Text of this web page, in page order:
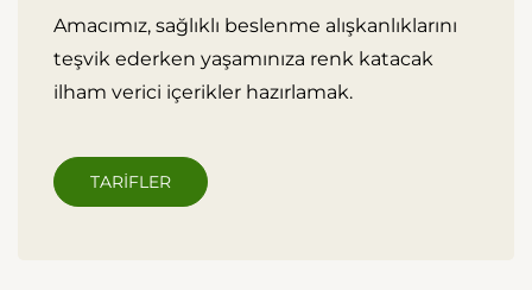
Amacımız, sağlıklı beslenme alışkanlıklarını
teşvik ederken yaşamınıza renk katacak
ilham verici içerikler hazırlamak.
TARIFLER